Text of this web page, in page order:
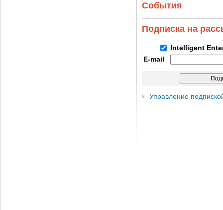
События
Подписка на
Intelligent
E-mail
Управление